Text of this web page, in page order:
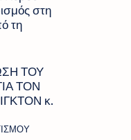
στη
τη
ΤΟΥ
ΤΟΝ
κ.